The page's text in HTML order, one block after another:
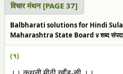
विचार मंथन [PAGE 37]
Balbharati solutions for Hindi
Maharashtra State Board ४ शब्द संपदा
(१)